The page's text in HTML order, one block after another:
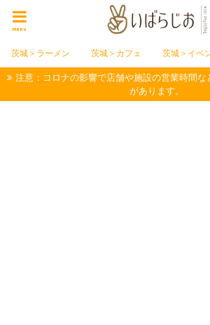
menu
茨城＞ラーメン 茨城＞カフェ 茨城＞イベ
注意：コロナの影響で店舗や施設の営業時間
があります。